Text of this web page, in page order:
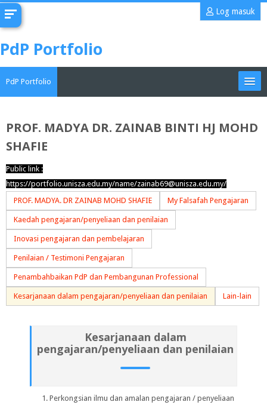
Langkau
utama
Log masuk
PdP Portfolio
PdP Portfolio
CoMAE-i
Bahasa Melayu ‎(ms)‎
PROF. MADYA DR. ZAINAB BINTI HJ MOHD
SHAFIE
Public link :
https://portfolio.unisza.edu.my/name/zainab69@unisza.edu.my/
PROF. MADYA. DR ZAINAB MOHD SHAFIE
My Falsafah Pengajaran
Kaedah pengajaran/penyeliaan dan penilaian
Inovasi pengajaran dan pembelajaran
Penilaian / Testimoni Pengajaran
Penambahbaikan PdP dan Pembangunan Professional
Kesarjanaan dalam pengajaran/penyeliaan dan penilaian Lain-lain
Kesarjanaan dalam
pengajaran/penyeliaan dan penilaian
Perkongsian ilmu dan amalan pengajaran / penyeliaan